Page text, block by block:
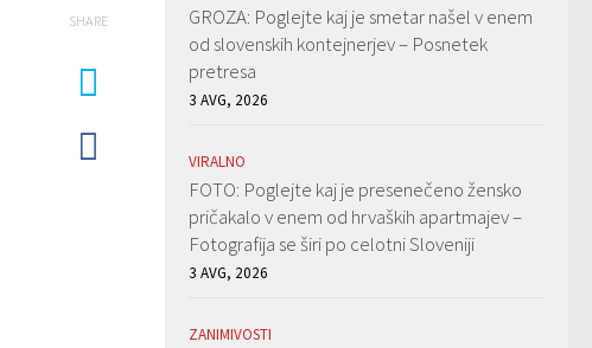
SHARE
GROZA: Poglejte kaj je smetar našel v enem
od slovenskih kontejnerjev – Posnetek
pretresa
3 AVG, 2026
VIRALNO
FOTO: Poglejte kaj je presenečeno žensko
pričakalo v enem od hrvaških apartmajev –
Fotografija se širi po celotni Sloveniji
3 AVG, 2026
ZANIMIVOSTI